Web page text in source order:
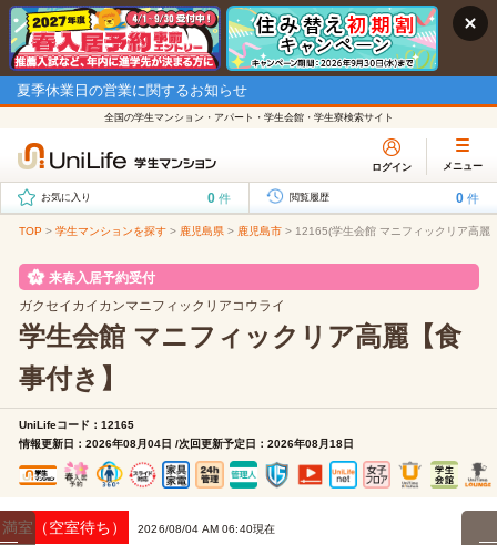
夏季休業日の営業に関するお知らせ
全国の学生マンション・アパート・学生会館・学生寮検索サイト
ログイン メニュー
お気に入り 0 件 閲覧履歴 0 件
TOP > 学生マンションを探す > 鹿児島県 > 鹿児島市 > 12165(学生会館 マニフィックリア高麗
来春入居予約受付
ガクセイカイカンマニフィックリアコウライ
学生会館 マニフィックリア高麗【食
事付き】
UniLifeコード：12165
情報更新日：2026年08月04日 /次回更新予定日：2026年08月18日
満室（空室待ち） 2026/08/04 AM 06:40現在